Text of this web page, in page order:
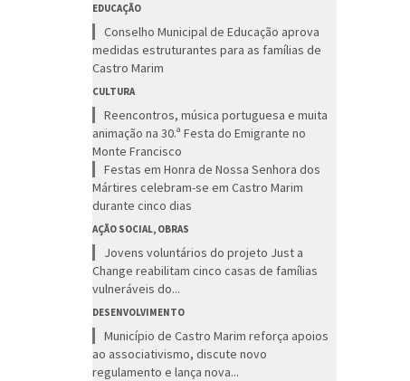
EDUCAÇÃO
Conselho Municipal de Educação aprova
medidas estruturantes para as famílias de
Castro Marim
CULTURA
Reencontros, música portuguesa e muita
animação na 30.ª Festa do Emigrante no
Monte Francisco
Festas em Honra de Nossa Senhora dos
Mártires celebram-se em Castro Marim
durante cinco dias
AÇÃO SOCIAL, OBRAS
Jovens voluntários do projeto Just a
Change reabilitam cinco casas de famílias
vulneráveis do...
DESENVOLVIMENTO
Município de Castro Marim reforça apoios
ao associativismo, discute novo
regulamento e lança nova...